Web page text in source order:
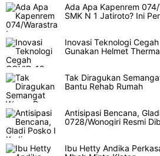
Ada Apa Kapenrem
SMK N 1 Jatiroto? Ini
Inovasi Teknologi
Gunakan Helmet
Tak Diragukan
Bantu Rehab Rumah
Antisipasi Bencana,
0728/Wonogiri Resmi
Ibu Hetty Andika